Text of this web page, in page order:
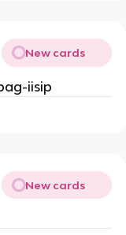
New cards
iisip
New cards